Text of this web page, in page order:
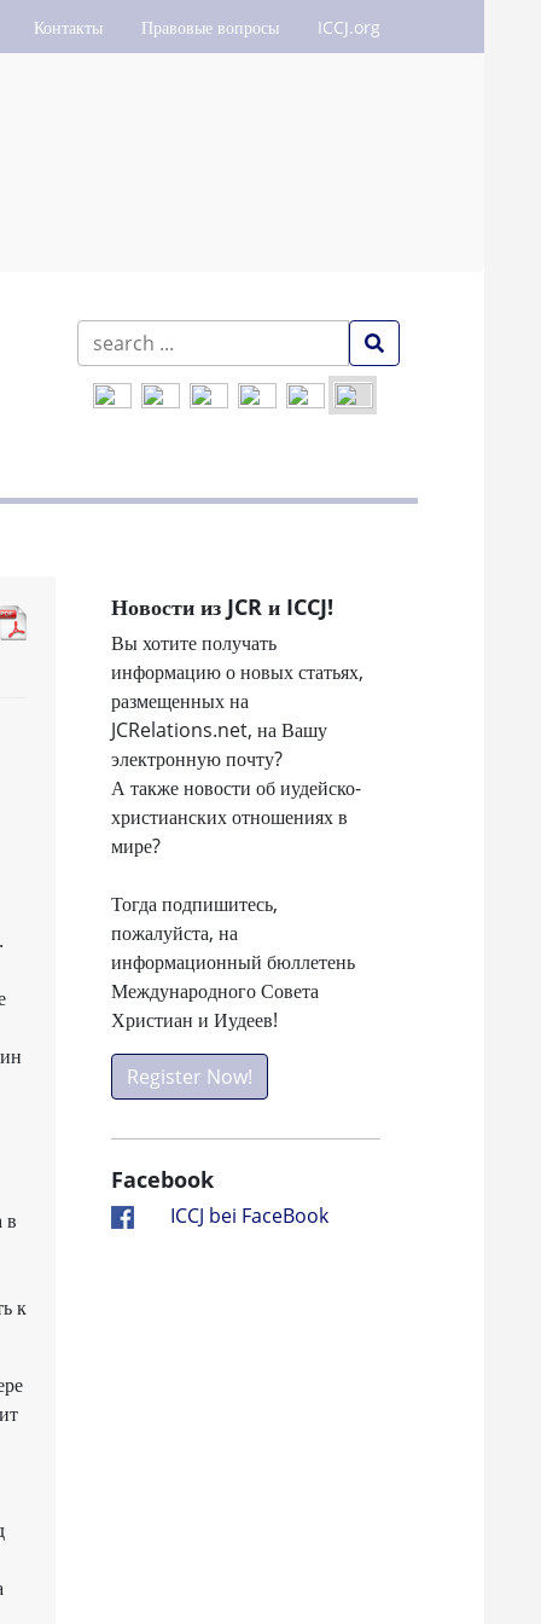
Контакты Правовые вопросы ICCJ.org
Новости из JCR и ICCJ!
Вы хотите получать
информацию о новых статьях,
размещенных на
JCRelations.net, на Вашу
электронную почту?
А также новости об иудейско-
христианских отношениях в
мире?
Тогда подпишитесь,
пожалуйста, на
информационный бюллетень
Международного Совета
Христиан и Иудеев!
Register Now!
Facebook
ICCJ bei FaceBook
в
к